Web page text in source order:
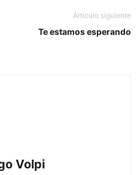
Artículo siguiente
Te estamos esperando
Volpi